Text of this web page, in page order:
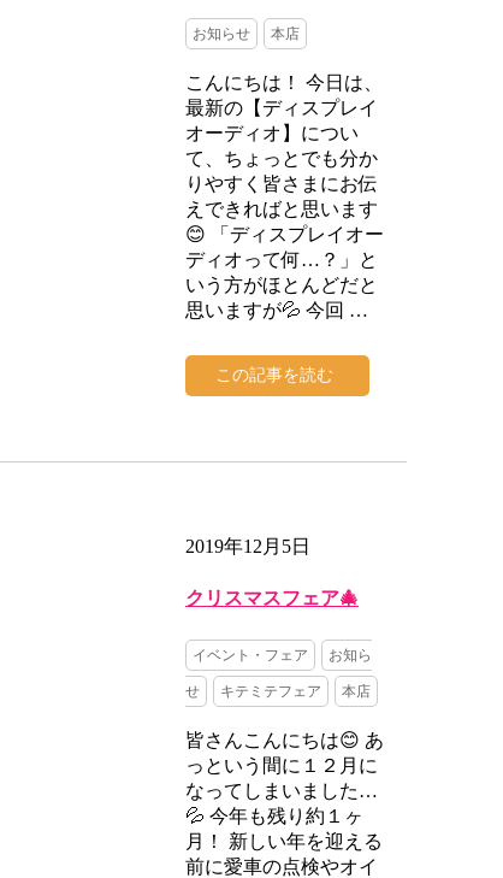
お知らせ 本店
こんにちは！ 今日は、
最新の【ディスプレイ
オーディオ】につい
て、ちょっとでも分か
りやすく皆さまにお伝
えできればと思います
😊 「ディスプレイオー
ディオって何…？」と
いう方がほとんどだと
思いますが💦 今回 …
この記事を読む
2019年12月5日
クリスマスフェア🎄
イベント・フェア お知ら
せ キテミテフェア 本店
皆さんこんにちは😊 あ
っという間に１２月に
なってしまいました…
💦 今年も残り約１ヶ
月！ 新しい年を迎える
前に愛車の点検やオイ